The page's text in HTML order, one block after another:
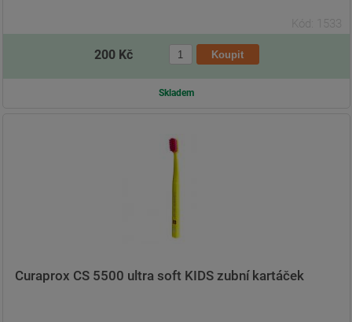
Kód: 1533
200 Kč
Skladem
Curaprox CS 5500 ultra soft KIDS zubní kartáček